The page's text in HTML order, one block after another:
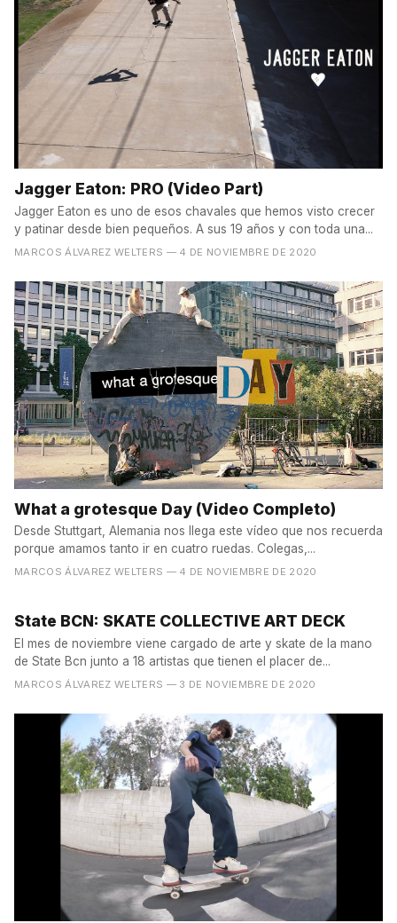
Jagger Eaton: PRO (Video Part)
Jagger Eaton es uno de esos chavales que hemos visto crecer
y patinar desde bien pequeños. A sus 19 años y con toda una...
MARCOS ÁLVAREZ WELTERS — 4 DE NOVIEMBRE DE 2020
What a grotesque Day (Video Completo)
Desde Stuttgart, Alemania nos llega este vídeo que nos recuerda
porque amamos tanto ir en cuatro ruedas. Colegas,...
MARCOS ÁLVAREZ WELTERS — 4 DE NOVIEMBRE DE 2020
State BCN: SKATE COLLECTIVE ART DECK
El mes de noviembre viene cargado de arte y skate de la mano
de State Bcn junto a 18 artistas que tienen el placer de...
MARCOS ÁLVAREZ WELTERS — 3 DE NOVIEMBRE DE 2020